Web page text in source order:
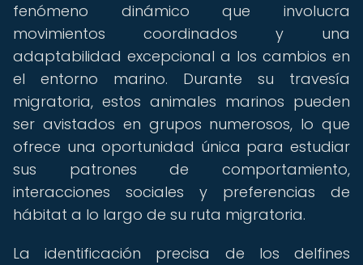
fenómeno dinámico que involucra
movimientos coordinados y una
adaptabilidad excepcional a los cambios en
el entorno marino. Durante su travesía
migratoria, estos animales marinos pueden
ser avistados en grupos numerosos, lo que
ofrece una oportunidad única para estudiar
sus patrones de comportamiento,
interacciones sociales y preferencias de
hábitat a lo largo de su ruta migratoria.
La identificación precisa de los delfines